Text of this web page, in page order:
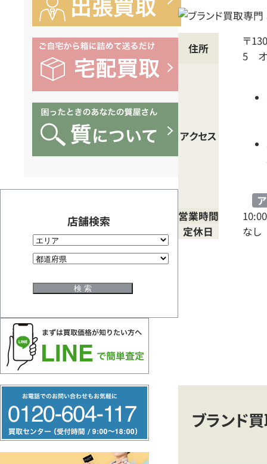
専
ナ
ス
錦
糸
店舗検索
リ
ー
住所
〒
5 オ
アクセス
営業時間
定休日
なし
ブランド